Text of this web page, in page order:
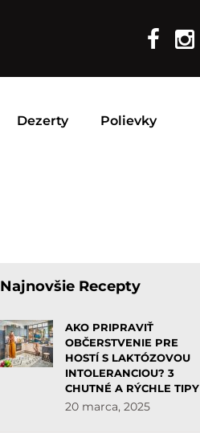
Dezerty Polievky
Najnovšie Recepty
AKO PRIPRAVIŤ
OBČERSTVENIE PRE
HOSTÍ S LAKTÓZOVOU
INTOLERANCIOU? 3
CHUTNÉ A RÝCHLE TIPY
20 marca, 2025